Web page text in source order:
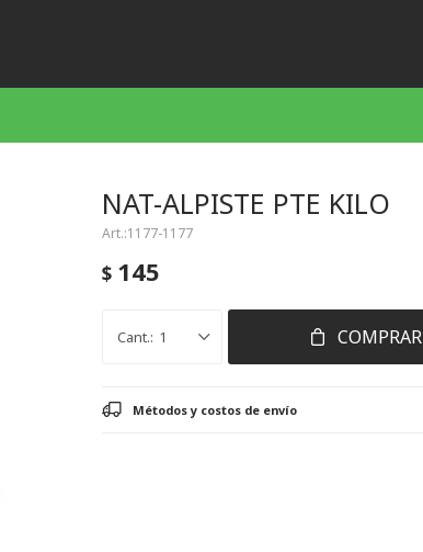
NAT-ALPISTE PTE KILO
1177-1177
$ 145
1 COMPRAR
Métodos y costos de envío